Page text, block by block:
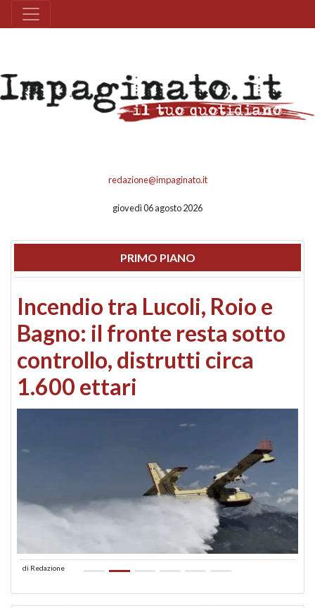
redazione@impaginato.it
giovedì 06 agosto 2026
PRIMO PIANO
Incendio tra Lucoli, Roio e
Bagno: il fronte resta sotto
controllo, distrutti circa
1.600 ettari
di Redazione